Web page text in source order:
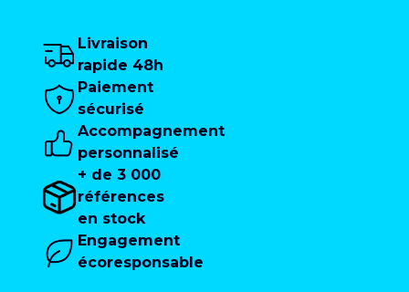
Livraison
rapide 48h
Paiement
sécurisé
Accompagnement
personnalisé
+ de 3 000
références
en stock
Engagement
écoresponsable